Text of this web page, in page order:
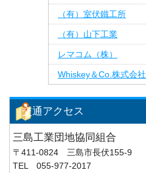
（有）室伏鐵工所
（有）山下工業
レマコム（株）
Whiskey＆Co.株式会社
交通アクセス
三島工業団地協同組合
〒411-0824 三島市長伏155-9
TEL 055-977-2017